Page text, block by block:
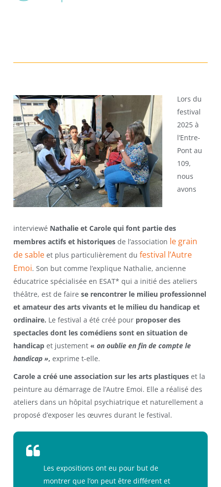
Lors du
festival
2025 à
l’Entre-
Pont au
109,
nous
avons
interviewé Nathalie et Carole qui font partie des
membres actifs et historiquesde l’association le grain
de sableet plus particulièrement du festival l’Autre
Emoi. Son but comme l’explique Nathalie, ancienne
éducatrice spécialisée en ESAT* qui a initié des ateliers
théâtre, est de faire se rencontrer le milieu professionnel
et amateur des arts vivants et le milieu du handicap et
ordinaire. Le festival a été créé pourproposer des
spectacles dont les comédiens sont en situation de
handicap et justement « on oublie en fin de compte le
handicap », exprime t-elle.
Carole a créé une association sur les arts plastiqueset la
peinture au démarrage de l’Autre Emoi. Elle a réalisé des
ateliers dans un hôpital psychiatrique et naturellement a
proposé d’exposer les œuvres durant le festival.
Les expositions ont eu pour but de
montrer que l’on peut être différent et